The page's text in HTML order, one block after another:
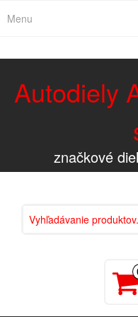
Menu
Autodiely
značkové